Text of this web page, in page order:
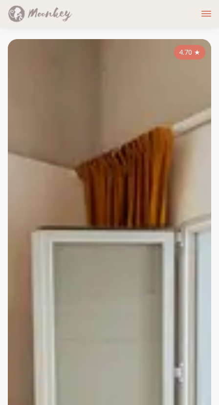
4.70 ★